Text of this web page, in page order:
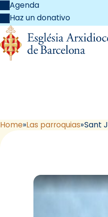
Agenda
Haz un donativo
Home Las parroquias Sant